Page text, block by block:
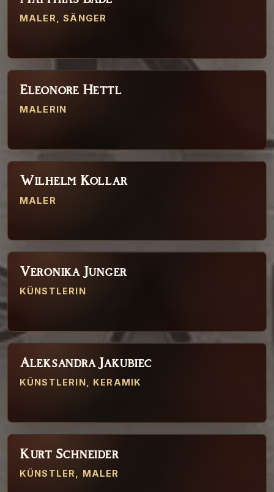
07
MALER, SÄNGER
08
Eleonore Hettl
MALERIN
09
Wilhelm Kollar
MALER
10
Veronika Junger
KÜNSTLERIN
11
Aleksandra Jakubiec
KÜNSTLERIN, KERAMIK
12
Kurt Schneider
KÜNSTLER, MALER